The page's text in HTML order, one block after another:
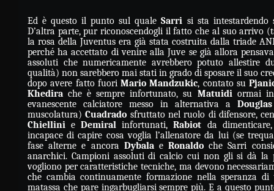
Ed è questo il punto sul qualeSarri si sta intestardendo
D’altra parte, pur riconoscendogli il fatto che al suo arrivo
la rosa della Juventus era già stata costruita dalla triade
perché ha accettato di venire alla Juve se già allora
assoluti che numericamente avrebbero potuto allestire
qualità) non sarebbero mai stati in grado di sposare il suo
dopo avere fatto fuoriMario Mandzukic, contato su
Khedira che è sempre infortunato, su Matuidiormai in
evanescente calciatore messo in alternativa a
muscolatura)Cuadrado sfruttato nel ruolo di difensore,
Chiellini eDemiralinfortunati,Rabiot da
incapace di capire cosa voglia l’allenatore da lui (se
fase alterne e ancora DybalaeRonaldo che Sarri
anarchici. Campioni assoluti di calcio cui non gli si dà la
vogliono per caratteristiche tecniche, ma devono
che cambia continuamente formazione nella speranza
matassa che pare ingarbugliarsi sempre più. E a questo